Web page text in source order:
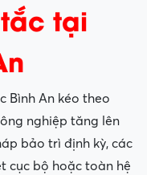
tại
Bình An kéo theo
nghiệp tăng lên
bảo trì định kỳ, các
cục bộ hoặc toàn hệ